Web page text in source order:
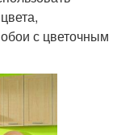
с цветочным